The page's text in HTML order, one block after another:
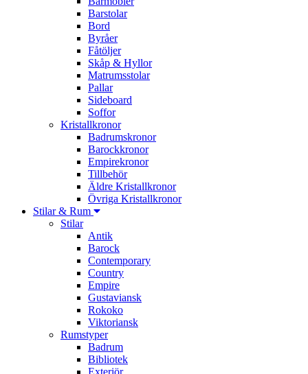
Barstolar
Bord
Byråer
Fåtöljer
Skåp & Hyllor
Matrumsstolar
Pallar
Sideboard
Soffor
Kristallkronor
Badrumskronor
Barockkronor
Empirekronor
Tillbehör
Äldre Kristallkronor
Övriga Kristallkronor
Stilar & Rum
Stilar
Antik
Barock
Contemporary
Country
Empire
Gustaviansk
Rokoko
Viktoriansk
Rumstyper
Badrum
Bibliotek